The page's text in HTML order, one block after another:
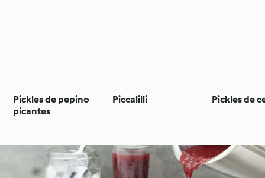
Pickles de pepino
picantes
Piccalilli Pickles de